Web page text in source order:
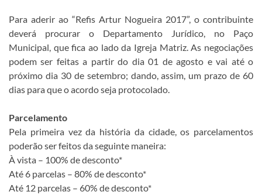
Para aderir ao “Refis Artur Nogueira 2017”, o contribuinte
deverá procurar o Departamento Jurídico, no Paço
Municipal, que fica ao lado da Igreja Matriz. As negociações
podem ser feitas a partir do dia 01 de agosto e vai até o
próximo dia 30 de setembro; dando, assim, um prazo de 60
dias para que o acordo seja protocolado.
Parcelamento
Pela primeira vez da história da cidade, os parcelamentos
poderão ser feitos da seguinte maneira:
À vista – 100% de desconto*
Até 6 parcelas – 80% de desconto*
Até 12 parcelas – 60% de desconto*